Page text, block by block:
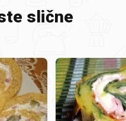
slične